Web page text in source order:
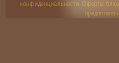
конфиденциальности. Оферта:
предоплата